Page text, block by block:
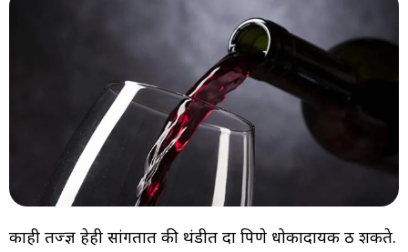
काही तज्ज्ञ हेही सांगतात की थंडीत दारू पिणे धोकादायक ठरू शकते.